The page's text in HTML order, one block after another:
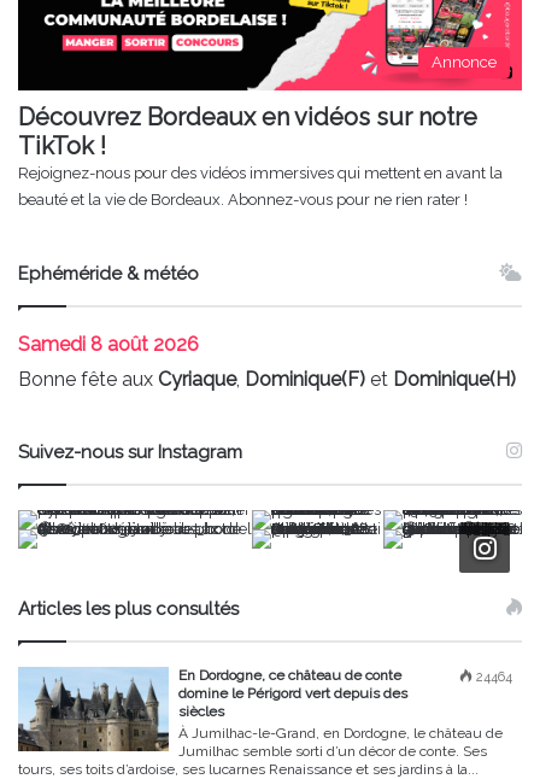
Annonce
Découvrez Bordeaux en vidéos sur notre
TikTok !
Rejoignez-nous pour des vidéos immersives qui mettent en avant la
beauté et la vie de Bordeaux. Abonnez-vous pour ne rien rater !
Ephéméride & météo
Samedi 8 août 2026
Bonne fête aux Cyriaque, Dominique(F) et Dominique(H)
Suivez-nous sur Instagram
Articles les plus consultés
24464
En Dordogne, ce château de conte
domine le Périgord vert depuis des
siècles
À Jumilhac-le-Grand, en Dordogne, le château de
Jumilhac semble sorti d’un décor de conte. Ses
tours, ses toits d’ardoise, ses lucarnes Renaissance et ses jardins à la...